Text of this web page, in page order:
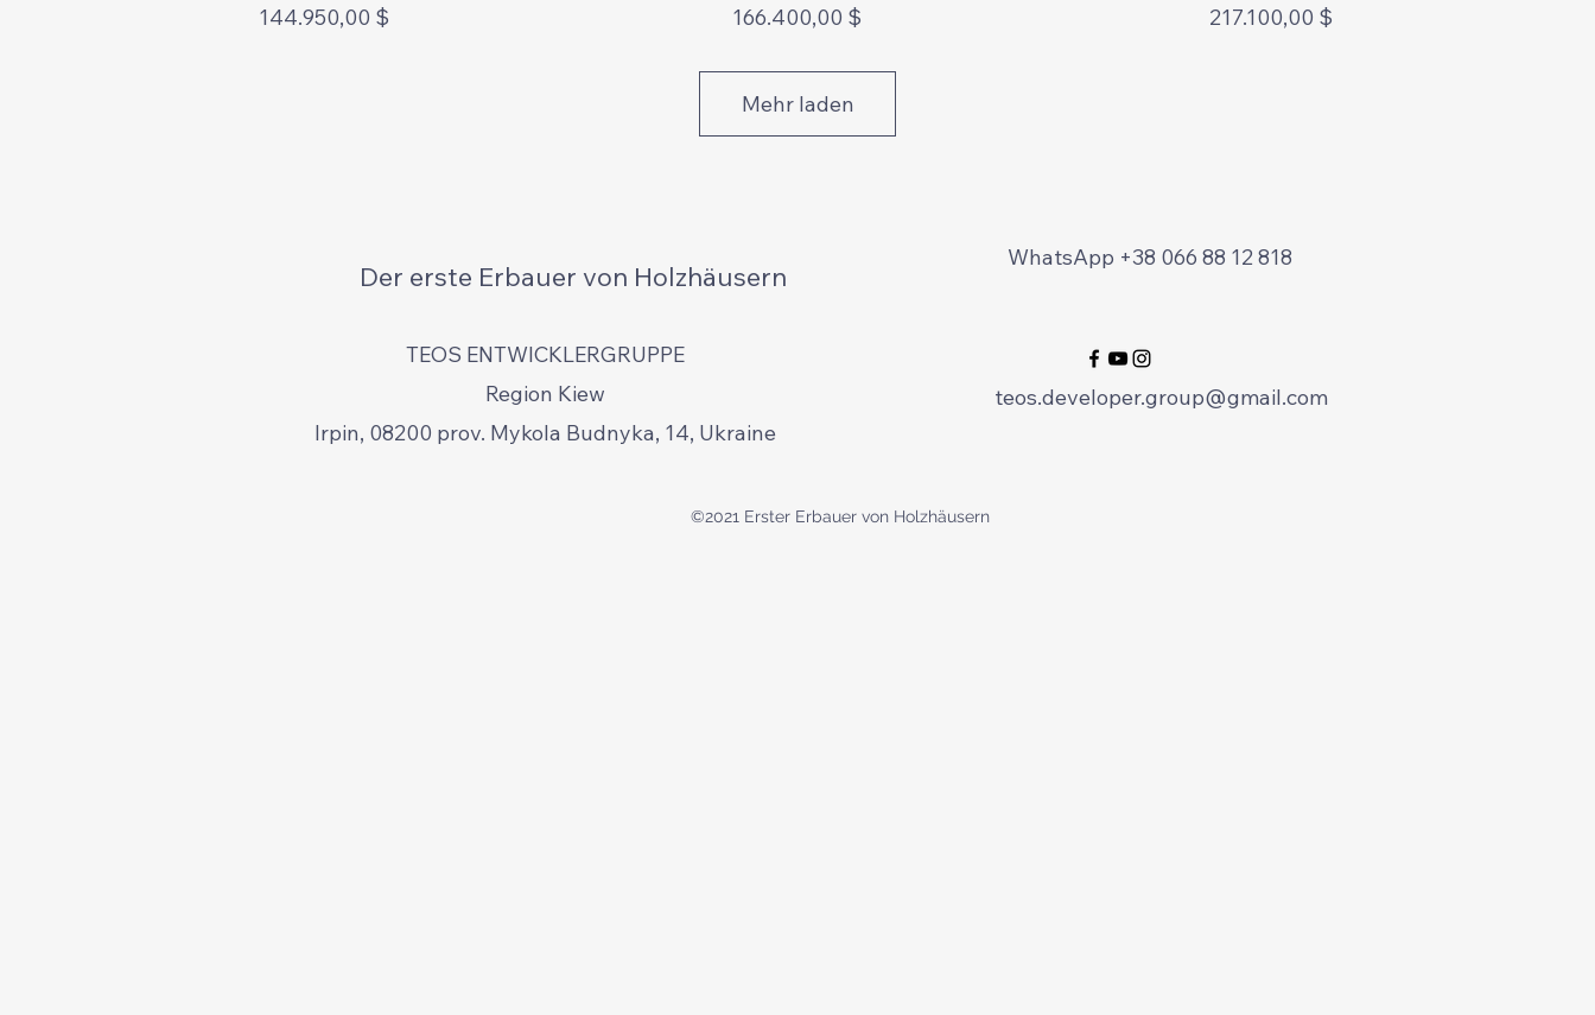
Preis
144.950,00 $
Preis
166.400,00 $
Preis
217.100,00 $
Mehr laden
Der erste Erbauer von Holzhäusern
TEOS ENTWICKLERGRUPPE
Region Kiew
Irpin, 08200 prov. Mykola Budnyka, 14, Ukraine
WhatsApp +38 066 88 12 818
teos.developer.group@gmail.com
©2021 Erster Erbauer von Holzhäusern